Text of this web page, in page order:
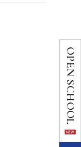
OPEN SCHOOL